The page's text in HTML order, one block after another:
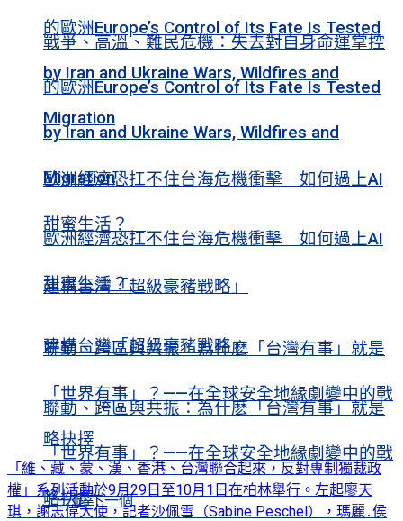
的歐洲Europe’s Control of Its Fate Is Tested
by Iran and Ukraine Wars, Wildfires and
Migration
歐洲經濟恐扛不住台海危機衝擊 如何過上AI
甜蜜生活？
建構台灣「超級豪豬戰略」
聯動、跨區與共振：為什麽「台灣有事」就是
「世界有事」？——在全球安全地緣劇變中的戰
略抉擇
上一個 下一個
戰爭、高溫、難民危機：失去對自身命運掌控
的歐洲Europe’s Control of Its Fate Is Tested
by Iran and Ukraine Wars, Wildfires and
Migration
歐洲經濟恐扛不住台海危機衝擊 如何過上AI
甜蜜生活？
建構台灣「超級豪豬戰略」
聯動、跨區與共振：為什麽「台灣有事」就是
「世界有事」？——在全球安全地緣劇變中的戰
略抉擇
「維、藏、蒙、漢、香港、台灣聯合起來，反對專制獨裁政
權」系列活動於9月29日至10月1日在柏林舉行。左起廖天
琪，謝志偉大使，記者沙佩雪（Sabine Peschel），瑪麗․侯